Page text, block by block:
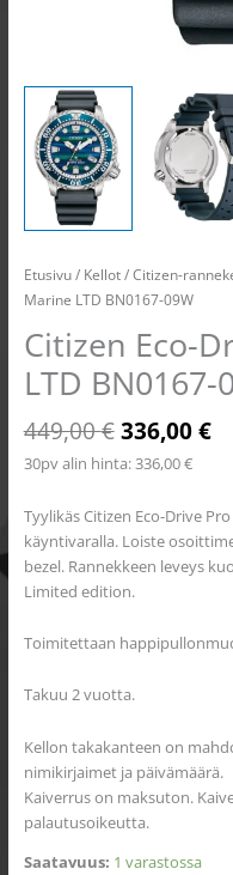
Etusivu/ Kellot/Citizen-
Marine LTD BN0167-09W
Citizen Eco-
LTD BN0167-
449,00€ 336,00€
30pv alin hinta:336,00€
Tyylikäs Citizen Eco-Drive
käyntivaralla. Loiste
bezel. Rannekkeen leveys
Limited edition.
Toimitettaan
Takuu 2 vuotta.
Kellon takakanteen on
nimikirjaimet ja päivämäärä.
Kaiverrus on maksuton.
palautusoikeutta.
Saatavuus: 1 varastossa